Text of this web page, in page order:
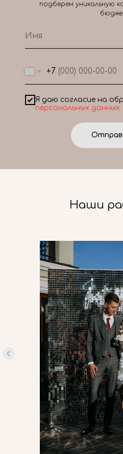
+7
Я даю согласие на
персональных данных
подберем уникальную
Наши